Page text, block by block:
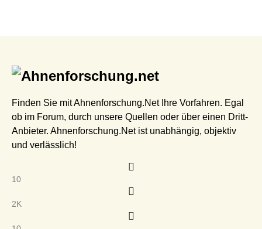
Finden Sie mit Ahnenforschung.Net Ihre Vorfahren. Egal
ob im Forum, durch unsere Quellen oder über einen Dritt-
Anbieter. Ahnenforschung.Net ist unabhängig, objektiv
und verlässlich!
10
2K